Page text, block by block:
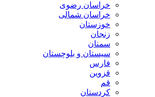
خراسان رضوی
خراسان شمالی
خوزستان
زنجان
سمنان
سیستان و بلوچستان
فارس
قزوین
قم
کردستان